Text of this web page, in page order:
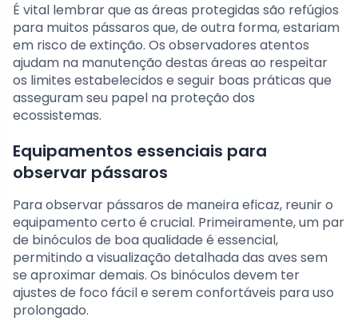
É vital lembrar que as áreas protegidas são refúgios
para muitos pássaros que, de outra forma, estariam
em risco de extinção. Os observadores atentos
ajudam na manutenção destas áreas ao respeitar
os limites estabelecidos e seguir boas práticas que
asseguram seu papel na proteção dos
ecossistemas.
Equipamentos essenciais para
observar pássaros
Para observar pássaros de maneira eficaz, reunir o
equipamento certo é crucial. Primeiramente, um par
de binóculos de boa qualidade é essencial,
permitindo a visualização detalhada das aves sem
se aproximar demais. Os binóculos devem ter
ajustes de foco fácil e serem confortáveis para uso
prolongado.